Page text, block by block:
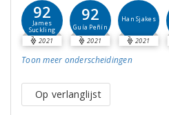
92
James
Suckling
2021
92
Guía Peñín
2021
Han Sjakes
2021
Toon meer onderscheidingen
Op verlanglijst